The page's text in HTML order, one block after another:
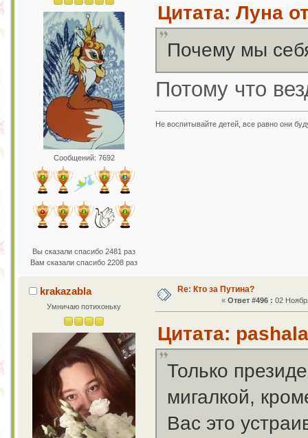
Сообщений: 7692
Вы сказали спасибо 2481 раз
Вам сказали спасибо 2208 раз
Цитата: Луна
Почему мы
Потому что
Не воспитывайте детей, все равно они
krakazabla
Умничаю потихоньку
Re: Кто за Путина?
« Ответ #496 : 02
Цитата:
Только
мигалкой,
Вас это